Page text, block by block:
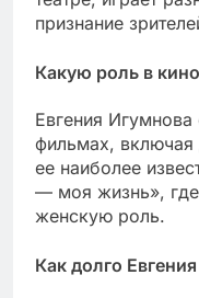
признание
Какую роль в
Евгения
фильмах,
ее наиболее
— моя жизнь»,
женскую роль.
Как долго